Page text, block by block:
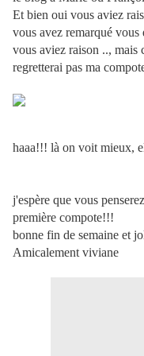
Et bien oui vous aviez
vous avez remarqué
vous aviez raison .., mais
regretterai pas ma
haaa!!! là on voit mieux,
j'espère que vous
première compote!!!
bonne fin de semaine et
Amicalement viviane